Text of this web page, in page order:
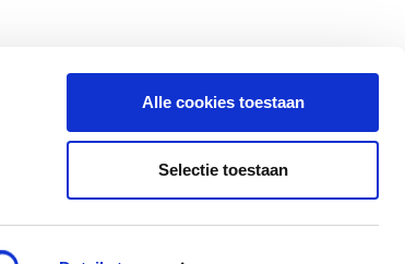
Alle cookies toestaan
Selectie toestaan